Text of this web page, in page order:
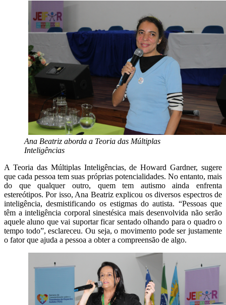
Ana Beatriz aborda a Teoria das Múltiplas
Inteligências
A Teoria das Múltiplas Inteligências, de Howard Gardner, sugere
que cada pessoa tem suas próprias potencialidades. No entanto, mais
do que qualquer outro, quem tem autismo ainda enfrenta
estereótipos. Por isso, Ana Beatriz explicou os diversos espectros de
inteligência, desmistificando os estigmas do autista. “Pessoas que
têm a inteligência corporal sinestésica mais desenvolvida não serão
aquele aluno que vai suportar ficar sentado olhando para o quadro o
tempo todo”, esclareceu. Ou seja, o movimento pode ser justamente
o fator que ajuda a pessoa a obter a compreensão de algo.